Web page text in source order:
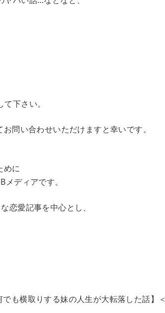
下さい。
問い合わせいただけますと幸いです。
めに
ディアです。
恋愛記事を中心とし、
も横取りする妹の人生が大転落した話】＜